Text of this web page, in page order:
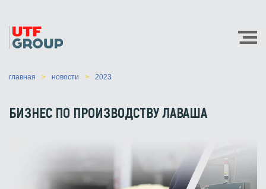
главная новости 2023
БИЗНЕС ПО ПРОИЗВОДСТВУ ЛАВАША